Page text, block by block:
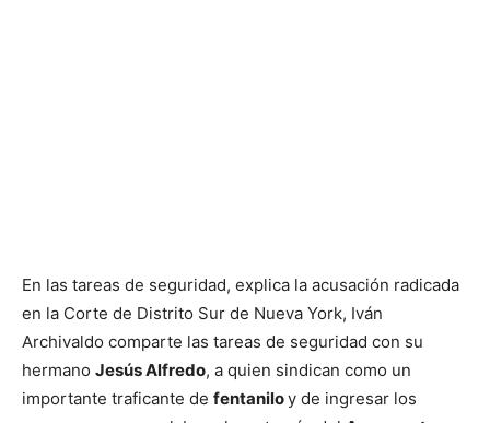
En las tareas de seguridad, explica la acusación radicada
en la Corte de Distrito Sur de Nueva York, Iván
Archivaldo comparte las tareas de seguridad con su
hermano Jesús Alfredo, a quien sindican como un
importante traficante de fentaniloy de ingresar los